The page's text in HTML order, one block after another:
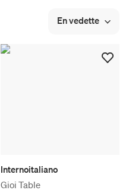
En vedette
Internoitaliano
Gioi Table